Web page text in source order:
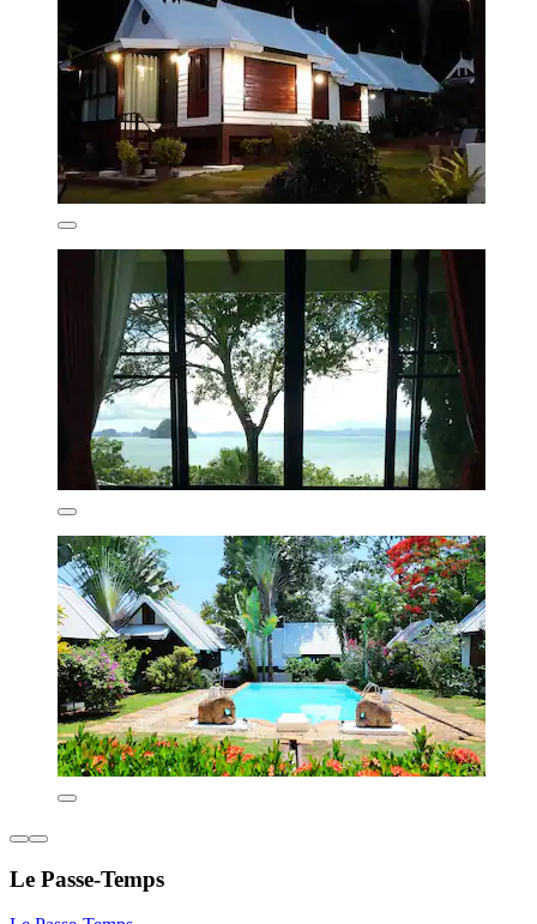
Le Passe-Temps